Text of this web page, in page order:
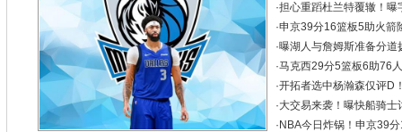
·担心重蹈杜兰特覆辙！曝
·申京39分16篮板5助火箭
·曝湖人与詹姆斯准备分道
·马克西29分5篮板6助76
·开拓者选中杨瀚森仅评D
·大交易来袭！曝快船骑
· NBA今日炸锅！申京39